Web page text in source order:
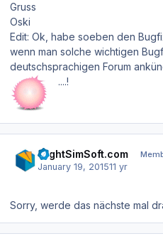
Gruss
Oski
Edit: Ok, habe soeben den
wenn man solche wichtigen
deutschsprachigen Forum
....!
FlightSimSoft.com
January 19, 201511 yr
Sorry, werde das nächste mal